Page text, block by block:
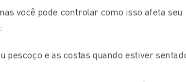
você pode controlar como isso afeta seu
pescoço e as costas quando estiver